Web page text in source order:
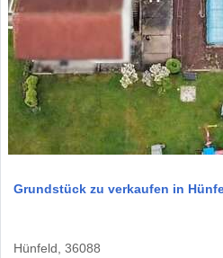
Grundstück zu verkaufen in
Hünfeld, 36088